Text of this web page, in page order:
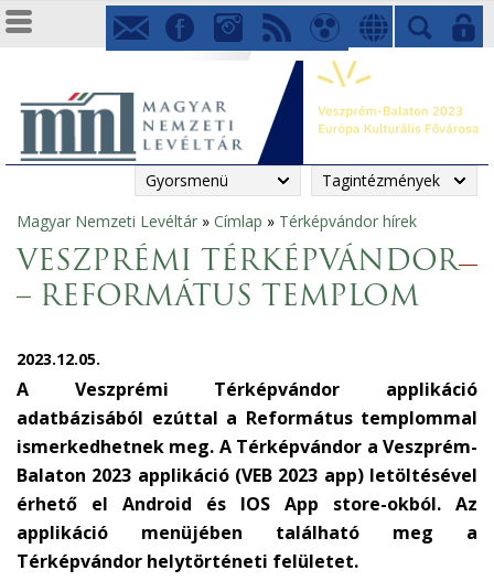
Gyorsmenü Tagintézmények
Jelenlegi
hely
Magyar Nemzeti Levéltár » Címlap » Térképvándor hírek
VESZPRÉMI TÉRKÉPVÁNDOR
– REFORMÁTUS TEMPLOM
2023.12.05.
A Veszprémi Térképvándor applikáció
adatbázisából ezúttal a Református templommal
ismerkedhetnek meg. A Térképvándor a Veszprém-
Balaton 2023 applikáció (VEB 2023 app) letöltésével
érhető el Android és IOS App store-okból. Az
applikáció menüjében található meg a
Térképvándor helytörténeti felületet.